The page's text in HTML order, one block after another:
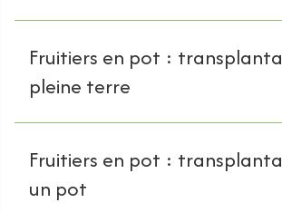
Fruitiers en pot :
pleine terre
Fruitiers en pot :
un pot